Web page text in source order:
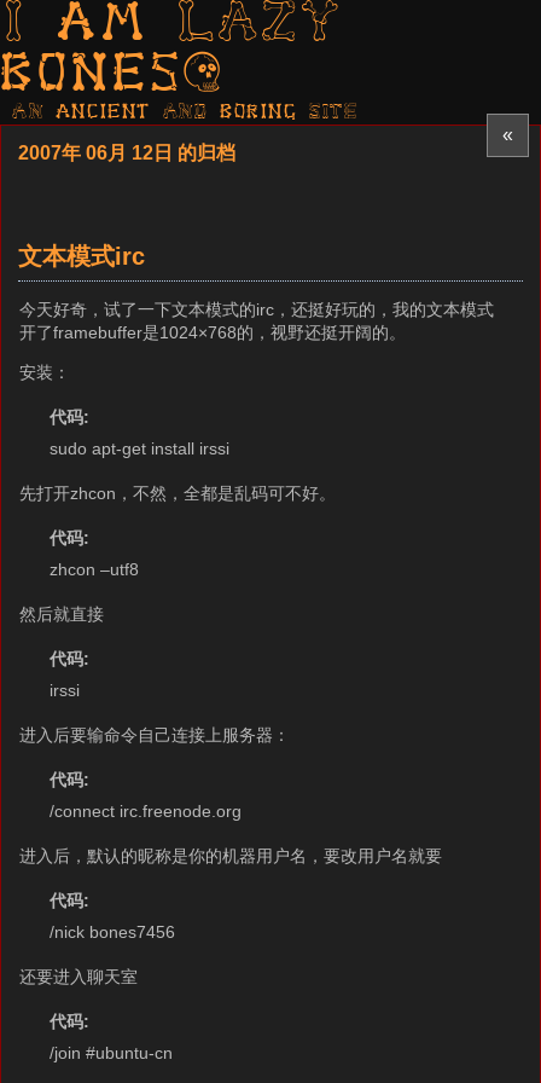
I am LAZY
bones?
AN ancient AND boring SITE
«
2007年 06月 12日 的归档
文本模式irc
今天好奇，试了一下文本模式的irc，还挺好玩的，我的文本模式
开了framebuffer是1024×768的，视野还挺开阔的。
安装：
代码:
sudo apt-get install irssi
先打开zhcon，不然，全都是乱码可不好。
代码:
zhcon –utf8
然后就直接
代码:
irssi
进入后要输命令自己连接上服务器：
代码:
/connect irc.freenode.org
进入后，默认的昵称是你的机器用户名，要改用户名就要
代码:
/nick bones7456
还要进入聊天室
代码:
/join #ubuntu-cn